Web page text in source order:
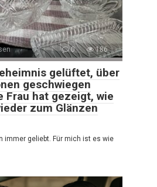
0 186
gelüftet, über
geschwiegen
Frau hat gezeigt, wie
zum Glänzen
immer geliebt. Für mich ist es wie